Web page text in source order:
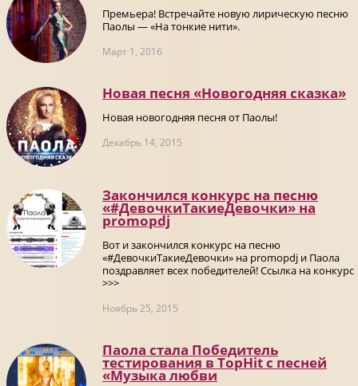
Премьера! Встречайте новую лирическую песню
Паолы — «На тонкие нити».
Март 1, 2016
Новая песня «Новогодняя сказка»
Новая новогодняя песня от Паолы!
Декабрь 14, 2015
Закончился конкурс на песню
«#ДевочкиТакиеДевочки» на
promоpdj
Вот и закончился конкурс на песню
«#ДевочкиТакиеДевочки» на promоpdj и Паола
поздравляет всех победителей! Ссылка на конкурс
>>>
Ноябрь 25, 2015
Паола стала Победитель
тестирования в TopHit с песней
«Музыка любви